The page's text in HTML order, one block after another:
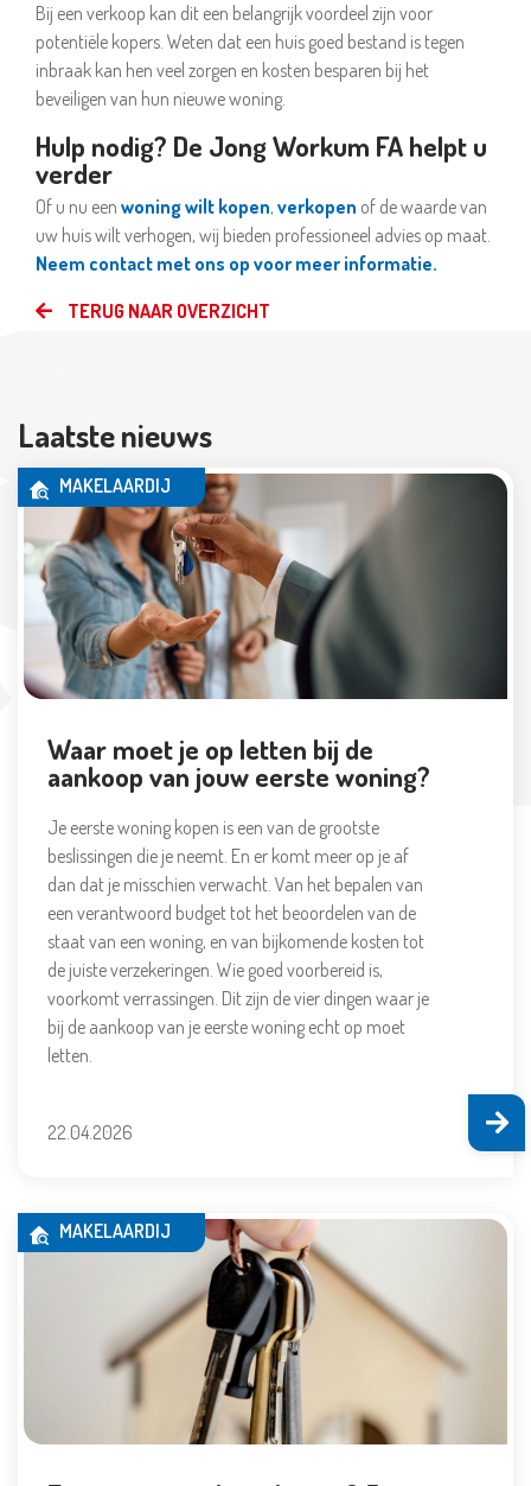
Bij een verkoop kan dit een belangrijk voordeel zijn voor
potentiële kopers. Weten dat een huis goed bestand is tegen
inbraak kan hen veel zorgen en kosten besparen bij het
beveiligen van hun nieuwe woning.
Hulp nodig? De Jong Workum FA helpt u
verder
Of u nu een woning wilt kopen, verkopen of de waarde van
uw huis wilt verhogen, wij bieden professioneel advies op maat.
Neem contact met ons op voor meer informatie.
TERUG NAAR OVERZICHT
Laatste nieuws
MAKELAARDIJ
Waar moet je op letten bij de
aankoop van jouw eerste woning?
Je eerste woning kopen is een van de grootste
beslissingen die je neemt. En er komt meer op je af
dan dat je misschien verwacht. Van het bepalen van
een verantwoord budget tot het beoordelen van de
staat van een woning, en van bijkomende kosten tot
de juiste verzekeringen. Wie goed voorbereid is,
voorkomt verrassingen. Dit zijn de vier dingen waar je
bij de aankoop van je eerste woning echt op moet
letten.
22.04.2026
MAKELAARDIJ